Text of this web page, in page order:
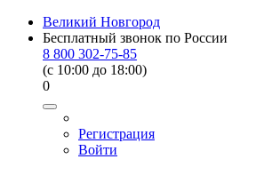
Великий Новгород
Бесплатный звонок по России
8 800 302-75-85
(c 10:00 до 18:00)
0
Регистрация
Войти